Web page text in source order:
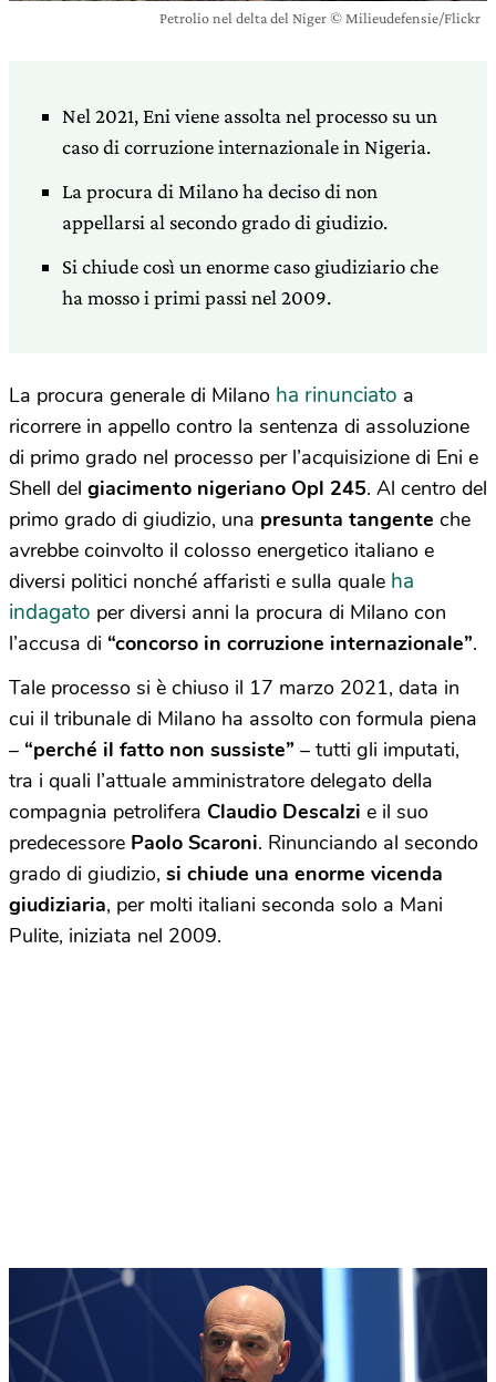
Petrolio nel delta del Niger © Milieudefensie/Flickr
Nel 2021, Eni viene assolta nel processo su un
caso di corruzione internazionale in Nigeria.
La procura di Milano ha deciso di non
appellarsi al secondo grado di giudizio.
Si chiude così un enorme caso giudiziario che
ha mosso i primi passi nel 2009.
La procura generale di Milano ha rinunciato a
ricorrere in appello contro la sentenza di assoluzione
di primo grado nel processo per l’acquisizione di Eni e
Shell del giacimento nigeriano Opl 245. Al centro del
primo grado di giudizio, una presunta tangente che
avrebbe coinvolto il colosso energetico italiano e
diversi politici nonché affaristi e sulla quale ha
indagato per diversi anni la procura di Milano con
l’accusa di “concorso in corruzione internazionale”.
Tale processo si è chiuso il 17 marzo 2021, data in
cui il tribunale di Milano ha assolto con formula piena
– “perché il fatto non sussiste” – tutti gli imputati,
tra i quali l’attuale amministratore delegato della
compagnia petrolifera Claudio Descalzi e il suo
predecessore Paolo Scaroni. Rinunciando al secondo
grado di giudizio, si chiude una enorme vicenda
giudiziaria, per molti italiani seconda solo a Mani
Pulite, iniziata nel 2009.